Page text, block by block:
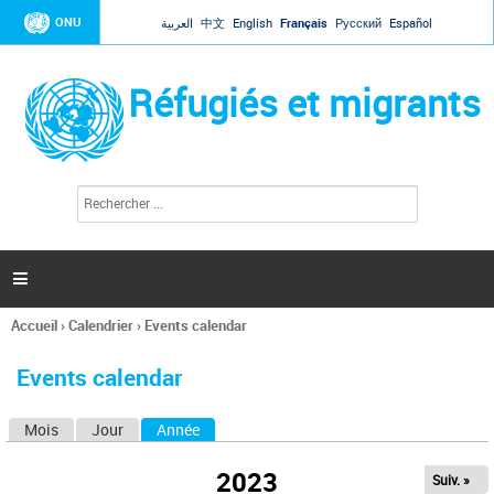
Jump to navigation
ONU العربية 中文 English Français Русский Español
Réfugiés et migrants
l
c
h
e

Vous
ici
Accueil›Calendrier› Events calendar
Events calendar
Mois Jour Année
2023 Suiv. »